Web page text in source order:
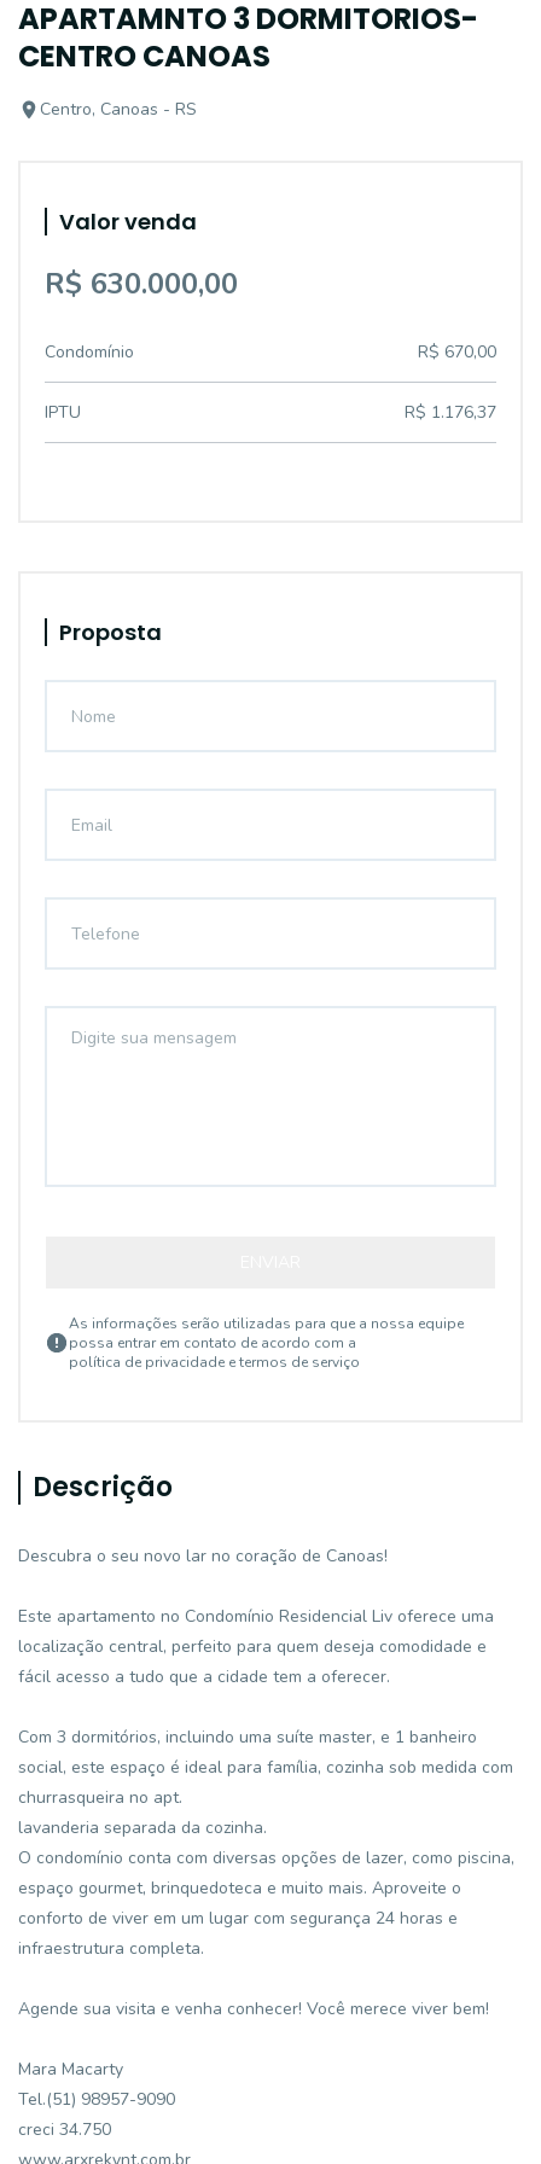
APARTAMNTO 3 DORMITORIOS-
CENTRO CANOAS
Centro, Canoas - RS
Valor venda
R$ 630.000,00
Condomínio R$ 670,00
IPTU R$ 1.176,37
Proposta
As informações serão utilizadas para que a nossa equipe
possa entrar em contato de acordo com a
política de privacidade e termos de serviço
Descrição
Descubra o seu novo lar no coração de Canoas!
Este apartamento no Condomínio Residencial Liv oferece uma
localização central, perfeito para quem deseja comodidade e
fácil acesso a tudo que a cidade tem a oferecer.
Com 3 dormitórios, incluindo uma suíte master, e 1 banheiro
social, este espaço é ideal para família, cozinha sob medida com
churrasqueira no apt.
lavanderia separada da cozinha.
O condomínio conta com diversas opções de lazer, como piscina,
espaço gourmet, brinquedoteca e muito mais. Aproveite o
conforto de viver em um lugar com segurança 24 horas e
infraestrutura completa.
Agende sua visita e venha conhecer! Você merece viver bem!
Mara Macarty
Tel.(51) 98957-9090
creci 34.750